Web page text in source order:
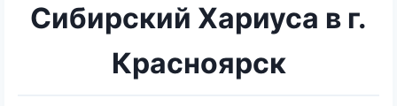
Сибирский Хариуса в г.
Красноярск